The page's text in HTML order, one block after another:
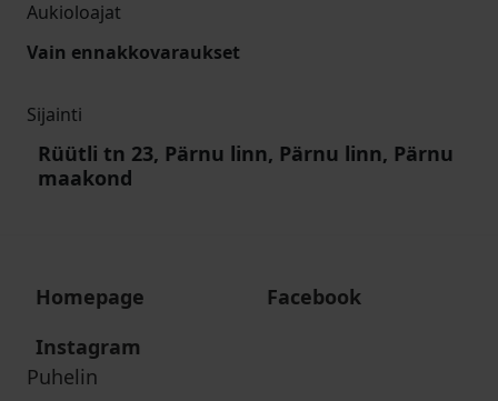
Aukioloajat
Vain ennakkovaraukset
Sijainti
Rüütli tn 23, Pärnu linn, Pärnu linn, Pärnu
maakond
Homepage
Facebook
Instagram
Puhelin